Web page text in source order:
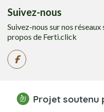
Suivez-nous
Suivez-nous sur nos
propos de Ferti.click
Projet soutenu